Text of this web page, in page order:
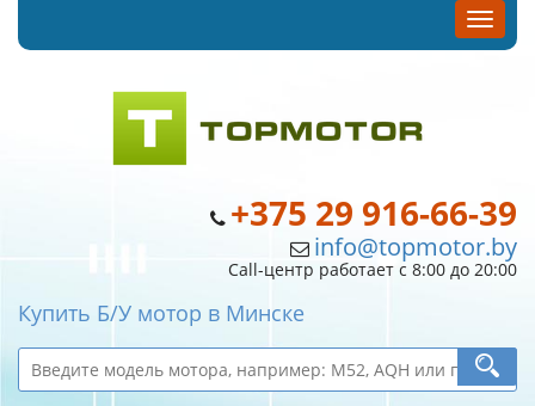
+375 29 916-66-39
info@topmotor.by
Call-центр работает с 8:00 до 20:00
Купить Б/У мотор в Минске